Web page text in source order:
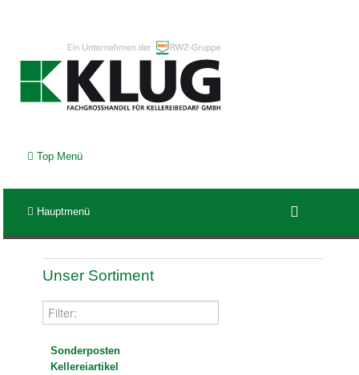
Top Menü
Hauptmenü
Unser Sortiment
Sonderposten
Kellereiartikel